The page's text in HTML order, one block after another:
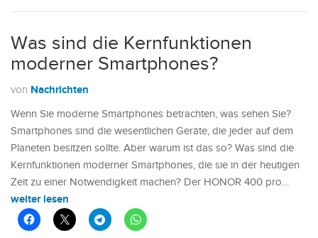
Was sind die Kernfunktionen
moderner Smartphones?
von Nachrichten
Wenn Sie moderne Smartphones betrachten, was sehen Sie?
Smartphones sind die wesentlichen Geräte, die jeder auf dem
Planeten besitzen sollte. Aber warum ist das so? Was sind die
Kernfunktionen moderner Smartphones, die sie in der heutigen
Zeit zu einer Notwendigkeit machen? Der HONOR 400 pro…
weiter lesen